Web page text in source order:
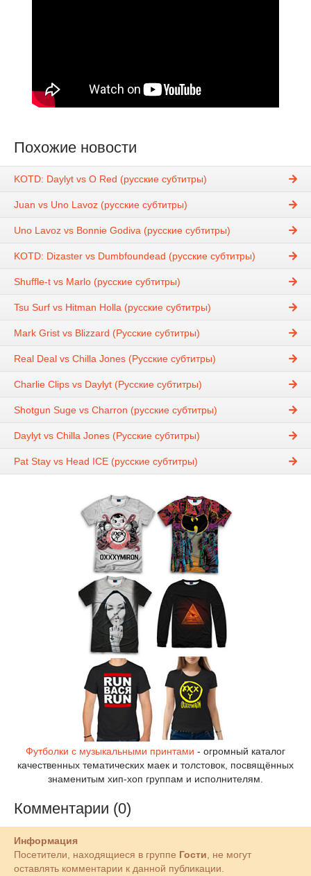
Похожие новости
KOTD: Daylyt vs O Red (русские субтитры)
Juan vs Uno Lavoz (русские субтитры)
Uno Lavoz vs Bonnie Godiva (русские субтитры)
KOTD: Dizaster vs Dumbfoundead (русские субтитры)
Shuffle-t vs Marlo (русские субтитры)
Tsu Surf vs Hitman Holla (русские субтитры)
Mark Grist vs Blizzard (Русские субтитры)
Real Deal vs Chilla Jones (Русские субтитры)
Charlie Clips vs Daylyt (Русские субтитры)
Shotgun Suge vs Charron (русские субтитры)
Daylyt vs Chilla Jones (Русские субтитры)
Pat Stay vs Head IСE (русские субтитры)
Футболки с музыкальными принтами - огромный каталог
качественных тематических маек и толстовок, посвящённых
знаменитым хип-хоп группам и исполнителям.
Комментарии (0)
Информация
Посетители, находящиеся в группе Гости , не могут
оставлять комментарии к данной публикации.